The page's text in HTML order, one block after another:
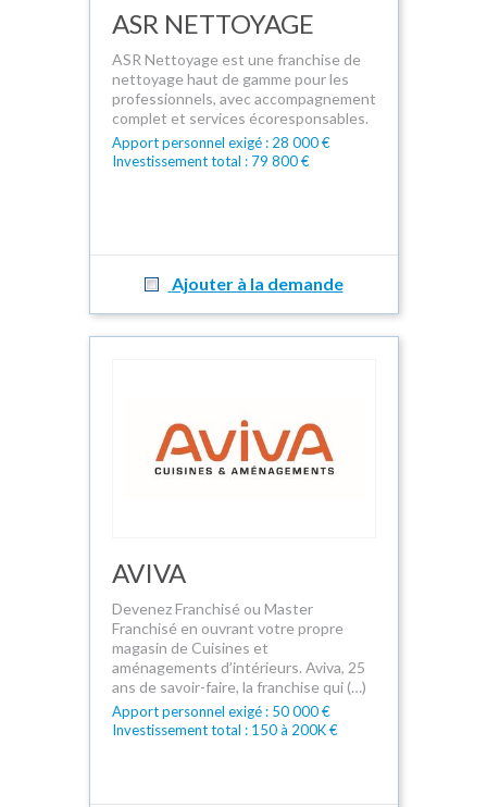
ASR NETTOYAGE
ASR Nettoyage est une franchise de
nettoyage haut de gamme pour les
professionnels, avec accompagnement
complet et services écoresponsables.
Apport personnel exigé : 28 000 €
Investissement total : 79 800 €
Ajouter à la demande
AVIVA
Devenez Franchisé ou Master
Franchisé en ouvrant votre propre
magasin de Cuisines et
aménagements d’intérieurs. Aviva, 25
ans de savoir-faire, la franchise qui (…)
Apport personnel exigé : 50 000 €
Investissement total : 150 à 200K €